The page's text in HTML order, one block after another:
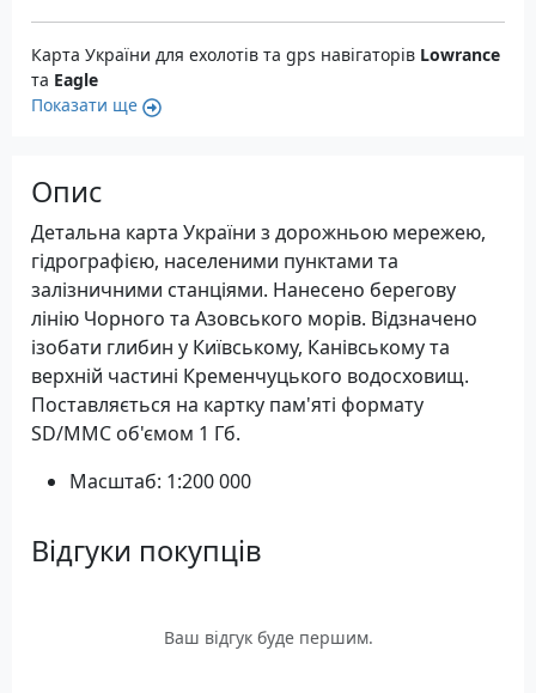
Карта України для ехолотів та gps навігаторів Lowrance
та Eagle
Показати ще
Опис
Детальна карта України з дорожньою мережею,
гідрографією, населеними пунктами та
залізничними станціями. Нанесено берегову
лінію Чорного та Азовського морів. Відзначено
ізобати глибин у Київському, Канівському та
верхній частині Кременчуцького водосховищ.
Поставляється на картку пам'яті формату
SD/MMC об'ємом 1 Гб.
Масштаб: 1:200 000
Відгуки покупців
Ваш відгук буде першим.